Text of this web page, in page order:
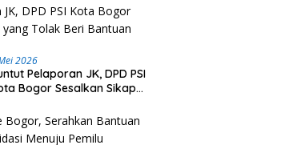
dan
2026
Kalteng Diperkuat, Operasi
Darat dan Udara Terus
2026
Pelaporan JK, DPD PSI
Bogor Sesalkan Sikap